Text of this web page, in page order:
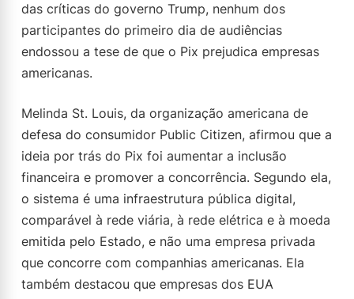
das críticas do governo Trump, nenhum dos
participantes do primeiro dia de audiências
endossou a tese de que o Pix prejudica empresas
americanas.
Melinda St. Louis, da organização americana de
defesa do consumidor Public Citizen, afirmou que a
ideia por trás do Pix foi aumentar a inclusão
financeira e promover a concorrência. Segundo ela,
o sistema é uma infraestrutura pública digital,
comparável à rede viária, à rede elétrica e à moeda
emitida pelo Estado, e não uma empresa privada
que concorre com companhias americanas. Ela
também destacou que empresas dos EUA